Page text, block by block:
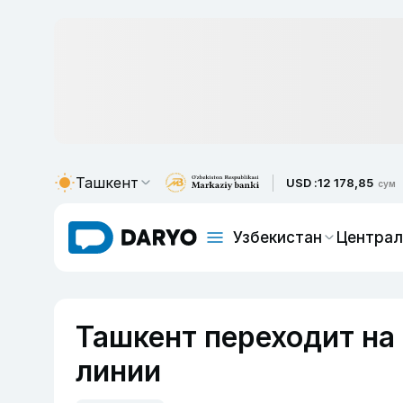
Ташкент USD :12 178,85 сум
Узбекистан
Ташкент переходит
линии